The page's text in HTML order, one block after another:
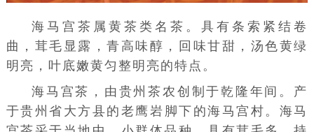
海马宫茶属 黄茶 类名茶。具有条索紧结卷
曲，茸毛显露，青高味醇，回味甘甜，汤色黄绿
明亮，叶底嫩黄匀整明亮的特点。
海马宫茶，由贵州茶农创制于乾隆年间。产
于贵州省 大方县的老鹰岩脚下的海马宫村。海马